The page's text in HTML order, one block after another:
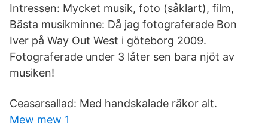
Intressen: Mycket musik, foto (såklart), film,
Bästa musikminne: Då jag fotograferade Bon
Iver på Way Out West i göteborg 2009.
Fotograferade under 3 låter sen bara njöt av
musiken!
Ceasarsallad: Med handskalade räkor alt.
Mew mew 1